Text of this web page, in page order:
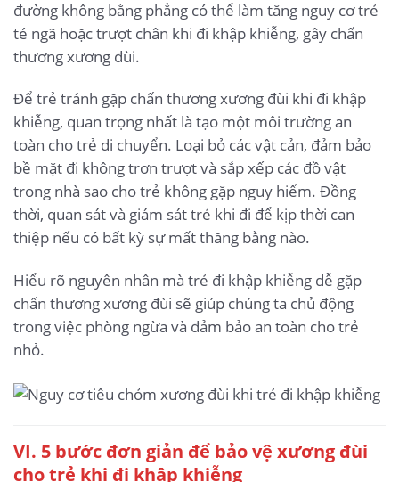
đường không bằng phẳng có thể làm tăng nguy cơ trẻ
té ngã hoặc trượt chân khi đi khập khiễng, gây chấn
thương xương đùi.
Để trẻ tránh gặp chấn thương xương đùi khi đi khập
khiễng, quan trọng nhất là tạo một môi trường an
toàn cho trẻ di chuyển. Loại bỏ các vật cản, đảm bảo
bề mặt đi không trơn trượt và sắp xếp các đồ vật
trong nhà sao cho trẻ không gặp nguy hiểm. Đồng
thời, quan sát và giám sát trẻ khi đi để kịp thời can
thiệp nếu có bất kỳ sự mất thăng bằng nào.
Hiểu rõ nguyên nhân mà trẻ đi khập khiễng dễ gặp
chấn thương xương đùi sẽ giúp chúng ta chủ động
trong việc phòng ngừa và đảm bảo an toàn cho trẻ
nhỏ.
VI. 5 bước đơn giản để bảo vệ xương đùi
cho trẻ khi đi khập khiễng